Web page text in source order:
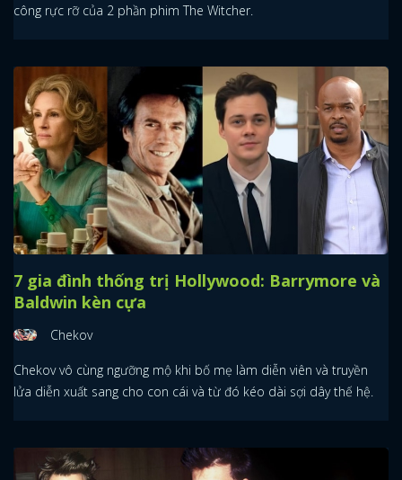
công rực rỡ của 2 phần phim The Witcher.
7 gia đình thống trị Hollywood: Barrymore và
Baldwin kèn cựa
Chekov
Chekov vô cùng ngưỡng mộ khi bố mẹ làm diễn viên và truyền
lửa diễn xuất sang cho con cái và từ đó kéo dài sợi dây thế hệ.